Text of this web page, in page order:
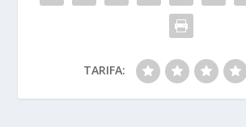
TARIFA: